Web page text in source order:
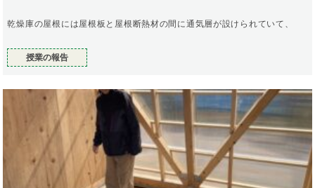
乾燥庫の屋根には屋根板と屋根断熱材の間に通気層が設けられていて、
授業の報告